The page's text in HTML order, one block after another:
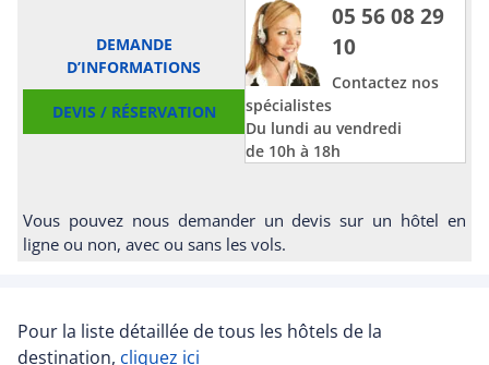
DEMANDE
D’INFORMATIONS
DEVIS / RÉSERVATION
05 56 08 29
10
Contactez nos
spécialistes
Du lundi au vendredi
de 10h à 18h
Vous pouvez nous demander un devis sur un hôtel en
ligne ou non, avec ou sans les vols.
Pour la liste détaillée de tous les hôtels de la
destination, cliquez ici